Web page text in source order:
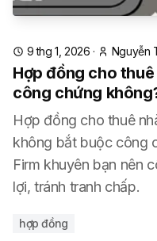
9 thg 1, 2026 · Nguyễn
Hợp đồng cho
công chứng
Hợp đồng cho thuê
không bắt buộc công
Firm khuyên bạn nên
lợi, tránh tranh chấp.
hợp đồng